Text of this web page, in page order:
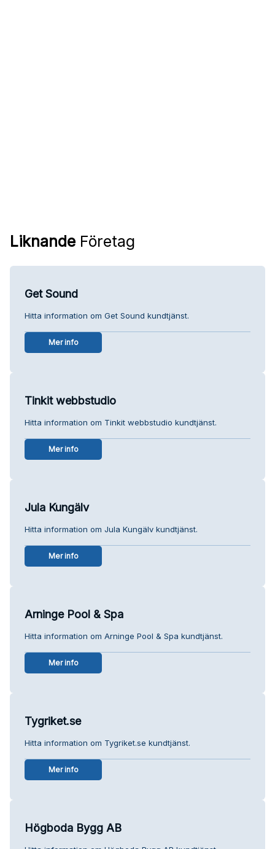
Liknande Företag
Get Sound
Hitta information om Get Sound kundtjänst.
Mer info
Tinkit webbstudio
Hitta information om Tinkit webbstudio kundtjänst.
Mer info
Jula Kungälv
Hitta information om Jula Kungälv kundtjänst.
Mer info
Arninge Pool & Spa
Hitta information om Arninge Pool & Spa kundtjänst.
Mer info
Tygriket.se
Hitta information om Tygriket.se kundtjänst.
Mer info
Högboda Bygg AB